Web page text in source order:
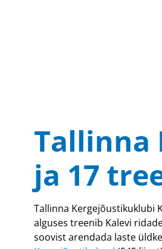
Tallinna
ja 17
Tallinna Kergejõustikuklubi
alguses treenib Kalevi
soovist arendada laste